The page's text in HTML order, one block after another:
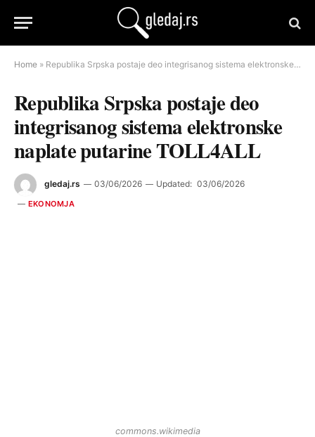
Home » Republika Srpska postaje deo integrisanog sistema elektronske naplate putarine TOLL4ALL
Republika Srpska postaje deo
integrisanog sistema elektronske
naplate putarine TOLL4ALL
gledaj.rs 03/06/2026 Updated: 03/06/2026
EKONOMJA
commons.wikimedia